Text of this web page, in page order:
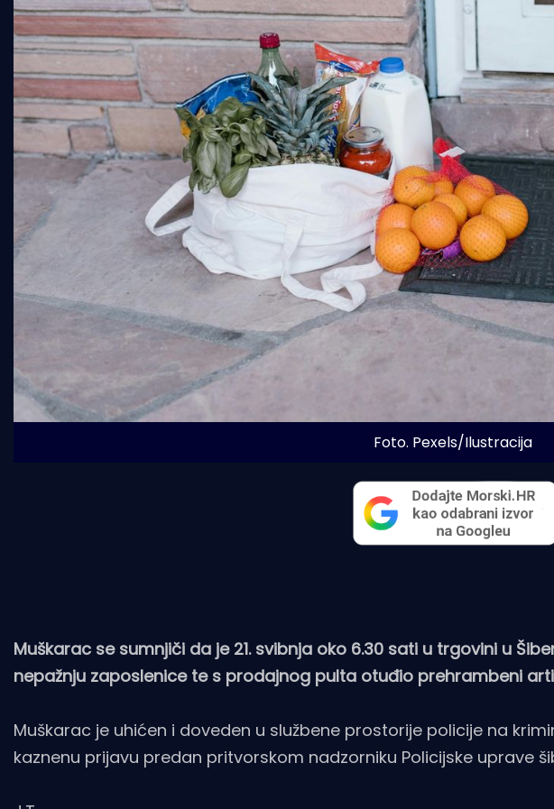
Foto. Pexels/Ilustracija
Muškarac se sumnjiči da je 21. svibnja oko 6.30 sati u trgovini u
nepažnju zaposlenice te s prodajnog pulta otuđio prehrambeni
Muškarac je uhićen i doveden u službene prostorije policije na
kaznenu prijavu predan pritvorskom nadzorniku Policijske uprave